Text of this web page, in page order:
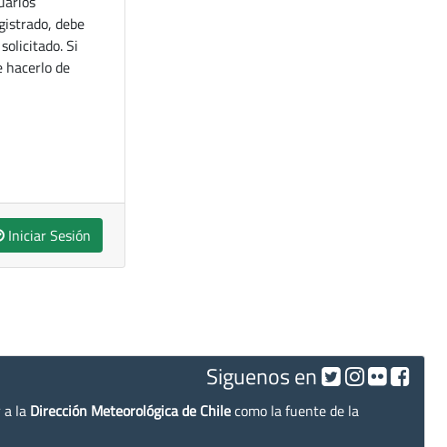
debe
Si
hacerlo de
Iniciar Sesión
Siguenos en
a la Dirección Meteorológica de Chilecomo la fuente de la